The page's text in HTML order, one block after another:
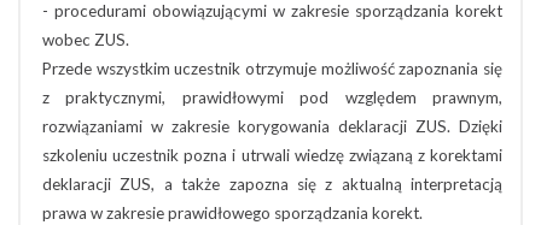
- procedurami obowiązującymi w zakresie sporządzania korekt
wobec ZUS.
Przede wszystkim uczestnik otrzymuje możliwość zapoznania się
z praktycznymi, prawidłowymi pod względem prawnym,
rozwiązaniami w zakresie korygowania deklaracji ZUS. Dzięki
szkoleniu uczestnik pozna i utrwali wiedzę związaną z korektami
deklaracji ZUS, a także zapozna się z aktualną interpretacją
prawa w zakresie prawidłowego sporządzania korekt.